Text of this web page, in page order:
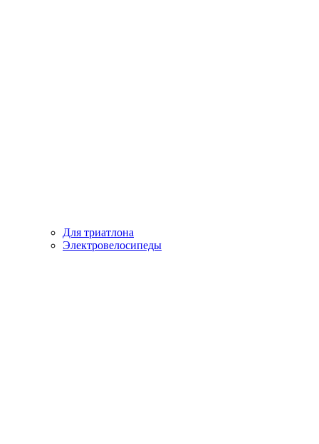
Для триатлона
Электровелосипеды